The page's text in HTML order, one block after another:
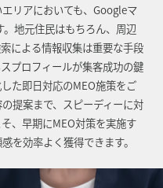
リアにおいても、Googleマ
地元住民はもちろん、周辺
による情報収集は重要な手段
プロフィールが集客成功の鍵
た即日対応のMEO施策をご
提案まで、スピーディーに対
、早期にMEO対策を実施す
を効率よく獲得できます。